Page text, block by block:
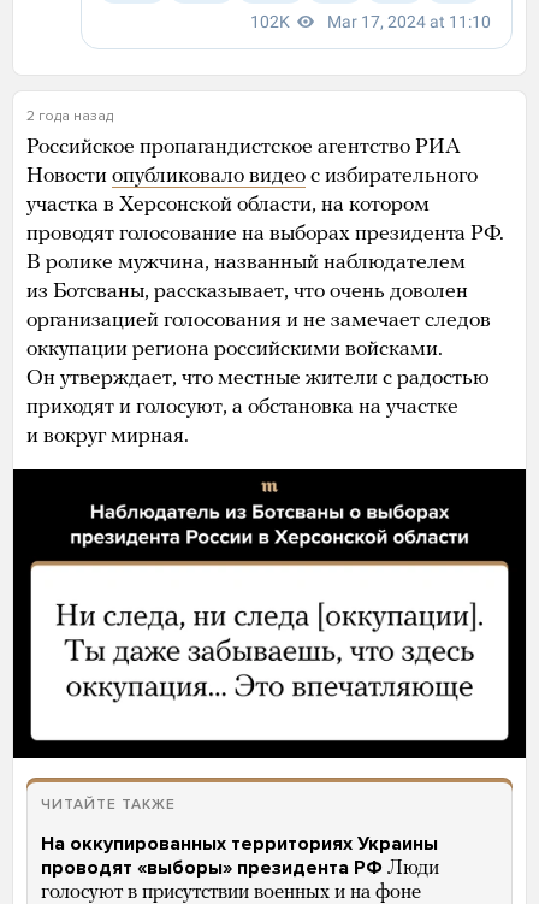
2 года назад
Российское пропагандистское агентство РИА
Новости опубликовало видео с избирательного
участка в Херсонской области, на котором
проводят голосование на выборах президента РФ.
В ролике мужчина, названный наблюдателем
из Ботсваны, рассказывает, что очень доволен
организацией голосования и не замечает следов
оккупации региона российскими войсками.
Он утверждает, что местные жители с радостью
приходят и голосуют, а обстановка на участке
и вокруг мирная.
ЧИТАЙТЕ ТАКЖЕ
На оккупированных территориях Украины
проводят «выборы» президента РФ Люди
голосуют в присутствии военных и на фоне